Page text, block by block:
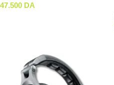
47.500 DA